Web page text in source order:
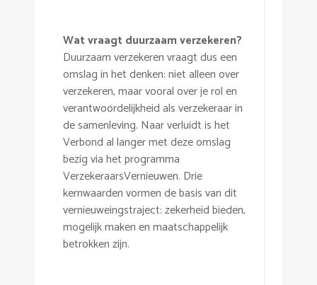
Wat vraagt duurzaam verzekeren?
Duurzaam verzekeren vraagt dus een
omslag in het denken: niet alleen over
verzekeren, maar vooral over je rol en
verantwoordelijkheid als verzekeraar in
de samenleving. Naar verluidt is het
Verbond al langer met deze omslag
bezig via het programma
VerzekeraarsVernieuwen. Drie
kernwaarden vormen de basis van dit
vernieuweingstraject: zekerheid bieden,
mogelijk maken en maatschappelijk
betrokken zijn.